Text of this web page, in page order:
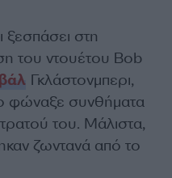
στη
του ντουέτου Bob
Γκλάστονμπερι,
φώναξε συνθήματα
του. Μάλιστα,
ζωντανά από το